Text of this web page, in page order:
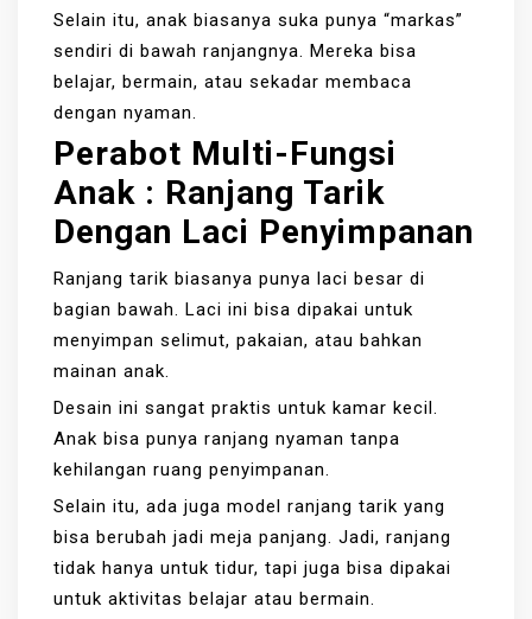
Selain itu, anak biasanya suka punya “markas”
sendiri di bawah ranjangnya. Mereka bisa
belajar, bermain, atau sekadar membaca
dengan nyaman.
Perabot Multi-Fungsi
Anak : Ranjang Tarik
Dengan Laci Penyimpanan
Ranjang tarik biasanya punya laci besar di
bagian bawah. Laci ini bisa dipakai untuk
menyimpan selimut, pakaian, atau bahkan
mainan anak.
Desain ini sangat praktis untuk kamar kecil.
Anak bisa punya ranjang nyaman tanpa
kehilangan ruang penyimpanan.
Selain itu, ada juga model ranjang tarik yang
bisa berubah jadi meja panjang. Jadi, ranjang
tidak hanya untuk tidur, tapi juga bisa dipakai
untuk aktivitas belajar atau bermain.